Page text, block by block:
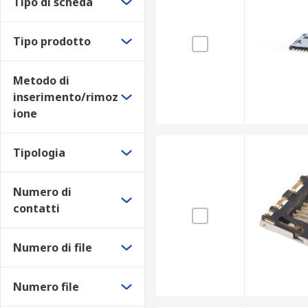
Per connettori di schede SIM e di memoria
Punti di collegamento per la saldatura facile e
Applicazioni dei connettori per schede di
I connettori per schede di memoria sono spesso
altri dispositivi di comunicazione dati. I connettori
Tipo prodotto
Metodo di
inserimento/rimoz
ione
Tipologia
Numero di
contatti
Numero di file
Numero file